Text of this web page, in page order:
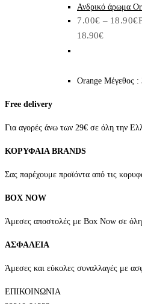
Ανδρικό άρωμα
7.00€ – 18.90€
18.90€
Orange Μέγεθος
Free delivery
Για αγορές άνω των 29€ σε όλη την
ΚΟΡΥΦΑΙΑ BRANDS
Σας παρέχουμε προϊόντα από τις
BOX NOW
Άμεσες αποστολές με Box Now σε
ΑΣΦΑΛΕΙΑ
Άμεσες και εύκολες συναλλαγές με
ΕΠΙΚΟΙΝΩΝΙΑ